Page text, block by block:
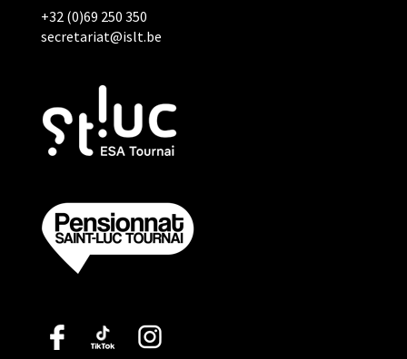
+32 (0)69 250 350
secretariat@islt.be